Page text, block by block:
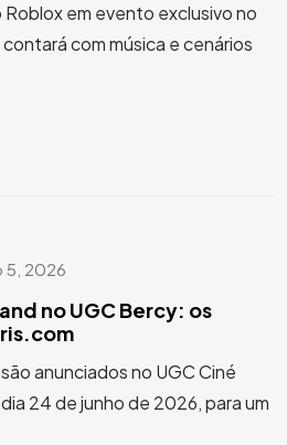
em evento exclusivo no
com música e cenários
5, 2026
no UGC Bercy: os
anunciados no UGC Ciné
24 de junho de 2026, para um